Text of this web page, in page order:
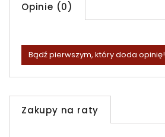
Opinie (0)
Bądź pierwszym, który doda opinię!
Zakupy na raty